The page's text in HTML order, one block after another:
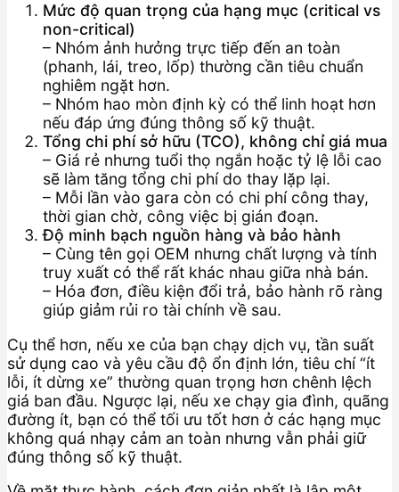
Mức độ quan trọng của hạng mục (critical vs
non-critical)
– Nhóm ảnh hưởng trực tiếp đến an toàn
(phanh, lái, treo, lốp) thường cần tiêu chuẩn
nghiêm ngặt hơn.
– Nhóm hao mòn định kỳ có thể linh hoạt hơn
nếu đáp ứng đúng thông số kỹ thuật.
Tổng chi phí sở hữu (TCO), không chỉ giá mua
– Giá rẻ nhưng tuổi thọ ngắn hoặc tỷ lệ lỗi cao
sẽ làm tăng tổng chi phí do thay lặp lại.
– Mỗi lần vào gara còn có chi phí công thay,
thời gian chờ, công việc bị gián đoạn.
Độ minh bạch nguồn hàng và bảo hành
– Cùng tên gọi OEM nhưng chất lượng và tính
truy xuất có thể rất khác nhau giữa nhà bán.
– Hóa đơn, điều kiện đổi trả, bảo hành rõ ràng
giúp giảm rủi ro tài chính về sau.
Cụ thể hơn, nếu xe của bạn chạy dịch vụ, tần suất
sử dụng cao và yêu cầu độ ổn định lớn, tiêu chí “ít
lỗi, ít dừng xe” thường quan trọng hơn chênh lệch
giá ban đầu. Ngược lại, nếu xe chạy gia đình, quãng
đường ít, bạn có thể tối ưu tốt hơn ở các hạng mục
không quá nhạy cảm an toàn nhưng vẫn phải giữ
đúng thông số kỹ thuật.